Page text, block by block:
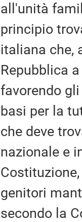
all'unità
principio
italiana che,
Repubblica
favorendo
basi per la
che deve
nazionale e
genitori
secondo la